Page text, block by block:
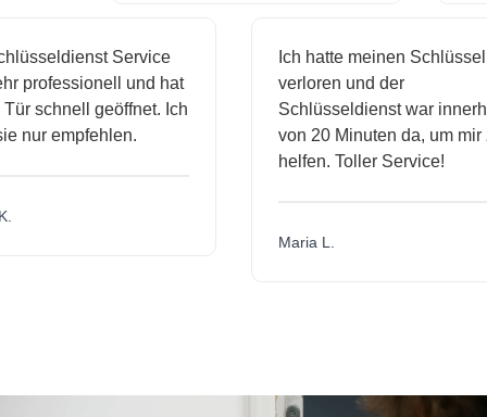
Service
und hat
schnell geöffnet. Ich
empfehlen.
Ich hatte meinen Schlüssel
verloren und der
Schlüsseldienst war innerhalb
von 20 Minuten da, um mir zu
helfen. Toller Service!
Maria L.